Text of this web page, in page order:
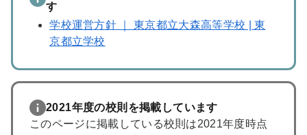
す
学校運営方針 ｜ 東京都立大森高等学校 | 東
京都立学校
2021年度の校則を掲載しています
このページに掲載している校則は2021年度時点